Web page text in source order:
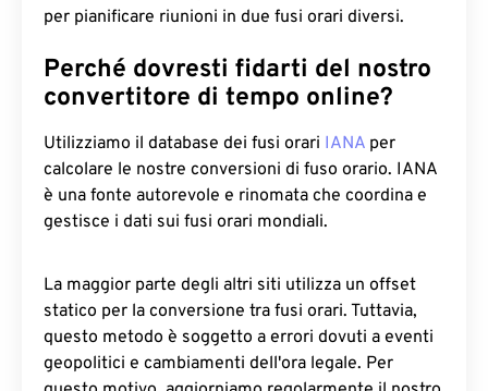
per pianificare riunioni in due fusi orari diversi.
Perché dovresti fidarti del nostro
convertitore di tempo online?
Utilizziamo il database dei fusi orari IANA per
calcolare le nostre conversioni di fuso orario. IANA
è una fonte autorevole e rinomata che coordina e
gestisce i dati sui fusi orari mondiali.
La maggior parte degli altri siti utilizza un offset
statico per la conversione tra fusi orari. Tuttavia,
questo metodo è soggetto a errori dovuti a eventi
geopolitici e cambiamenti dell'ora legale. Per